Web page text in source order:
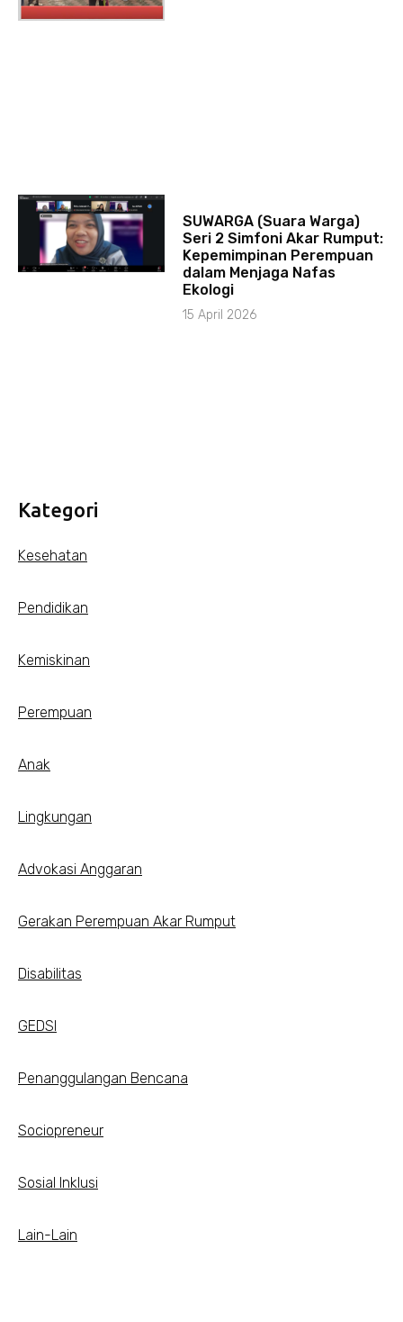
SUWARGA (Suara Warga)
Seri 2 Simfoni Akar Rumput:
Kepemimpinan Perempuan
dalam Menjaga Nafas
Ekologi
15 April 2026
Kategori
Kesehatan
Pendidikan
Kemiskinan
Perempuan
Anak
Lingkungan
Advokasi Anggaran
Gerakan Perempuan Akar Rumput
Disabilitas
GEDSI
Penanggulangan Bencana
Sociopreneur
Sosial Inklusi
Lain-Lain